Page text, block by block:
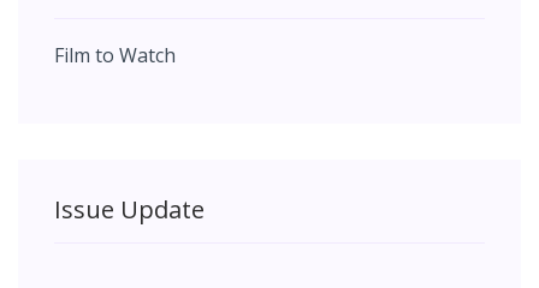
Film to Watch
Issue Update